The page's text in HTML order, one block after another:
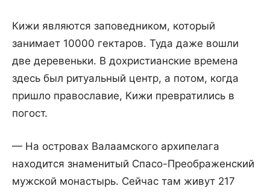
Кижи являются заповедником, который
занимает 10000 гектаров. Туда даже вошли
две деревеньки. В дохристианские времена
здесь был ритуальный центр, а потом, когда
пришло православие, Кижи превратились в
погост.
— На островах Валаамского архипелага
находится знаменитый Спасо-Преображенский
мужской монастырь. Сейчас там живут 217